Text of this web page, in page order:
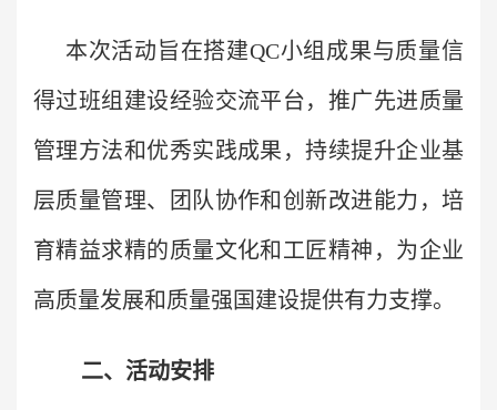
本次活动旨在搭建QC小组成果与质量信
得过班组建设经验交流平台，推广先进质量
管理方法和优秀实践成果，持续提升企业基
层质量管理、团队协作和创新改进能力，培
育精益求精的质量文化和工匠精神，为企业
高质量发展和质量强国建设提供有力支撑。
二、活动安排